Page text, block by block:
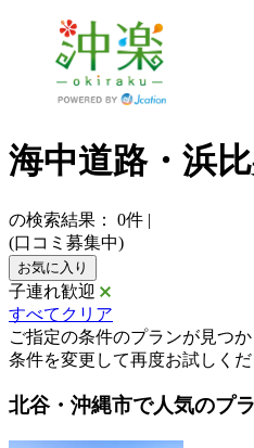
海中道路・浜
の検索結果： 0件 |
(口コミ募集中)
お気に入り
子連れ歓迎
すべてクリア
ご指定の条件のプランが見つか
条件を変更して再度お試しくだ
北谷・沖縄市で人気のプ